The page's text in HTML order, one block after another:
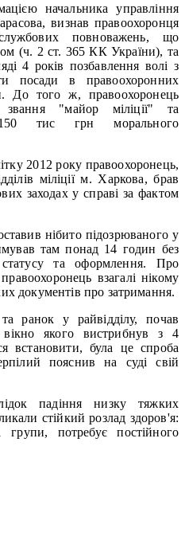
начальника управління
визнав правоохоронця
повноважень, що
(ч. 2 ст. 365 КК України), та
4 років позбавлення волі з
посади в правоохоронних
До того ж, правоохоронець
звання "майор міліції" та
150 тис грн морального
2012 року правоохоронець,
міліції м. Харкова, брав
заходах у справі за фактом
нібито підозрюваного у
там понад 14 годин без
статусу та оформлення. Про
взагалі нікому
документів про затримання.
ранок у райвідділу, почав
якого вистрибнув з 4
встановити, була це спроба
пояснив на суді свій
падіння низку тяжких
стійкий розлад здоров'я:
потребує постійного